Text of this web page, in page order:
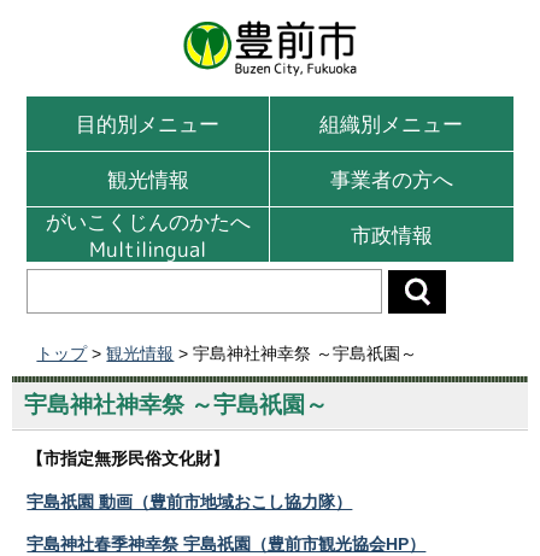
目的別メニュー
組織別メニュー
観光情報
事業者の方へ
がいこくじんのかたへ
Multilingual
市政情報
トップ >観光情報 > 宇島神社神幸祭 ～宇島祇園～
宇島神社神幸祭 ～宇島祇園～
【市指定無形民俗文化財】
宇島祇園 動画（豊前市地域おこし協力隊）
宇島神社春季神幸祭 宇島祇園（豊前市観光協会HP）